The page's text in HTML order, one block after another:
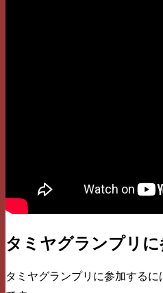
タミヤグランプリ
タミヤグランプリに参加する